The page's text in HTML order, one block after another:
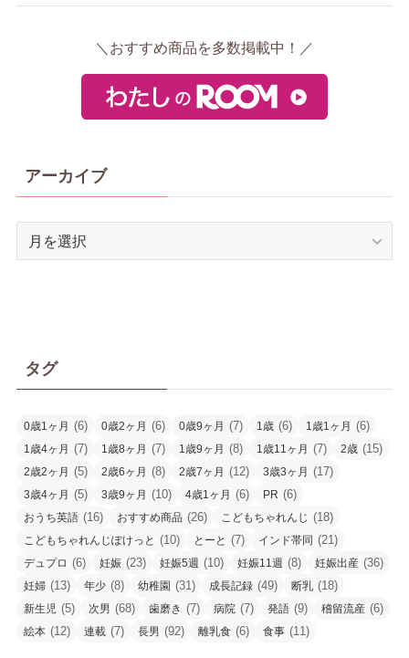
＼おすすめ商品を多数掲載中！／
アーカイブ
タグ
0歳1ヶ月 (6) 0歳2ヶ月 (6) 0歳9ヶ月 (7) 1歳 (6) 1歳1ヶ月 (6)
1歳4ヶ月 (7) 1歳8ヶ月 (7) 1歳9ヶ月 (8) 1歳11ヶ月 (7) 2歳 (15)
2歳2ヶ月 (5) 2歳6ヶ月 (8) 2歳7ヶ月 (12) 3歳3ヶ月 (17)
3歳4ヶ月 (5) 3歳9ヶ月 (10) 4歳1ヶ月 (6) PR (6)
おうち英語 (16) おすすめ商品 (26) こどもちゃれんじ (18)
こどもちゃれんじぽけっと (10) とーと (7) インド帯同 (21)
デュプロ (6) 妊娠 (23) 妊娠5週 (10) 妊娠11週 (8) 妊娠出産 (36)
妊婦 (13) 年少 (8) 幼稚園 (31) 成長記録 (49) 断乳 (18)
新生児 (5) 次男 (68) 歯磨き (7) 病院 (7) 発語 (9) 稽留流産 (6)
絵本 (12) 連載 (7) 長男 (92) 離乳食 (6) 食事 (11)